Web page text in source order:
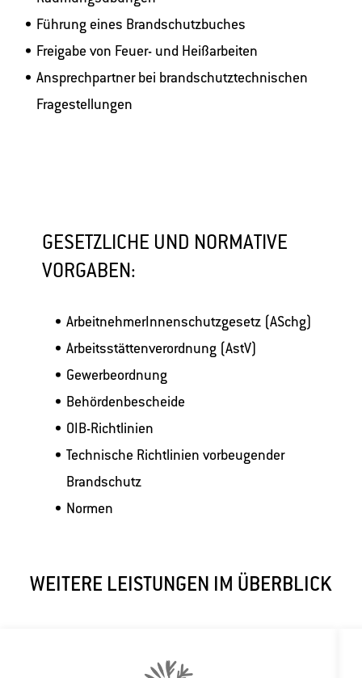
Führung eines Brandschutzbuches
Freigabe von Feuer- und Heißarbeiten
Ansprechpartner bei brandschutztechnischen
Fragestellungen
GESETZLICHE UND NORMATIVE
VORGABEN:
ArbeitnehmerInnenschutzgesetz (ASchg)
Arbeitsstättenverordnung (AstV)
Gewerbeordnung
Behördenbescheide
OIB-Richtlinien
Technische Richtlinien vorbeugender
Brandschutz
Normen
WEITERE LEISTUNGEN IM ÜBERBLICK